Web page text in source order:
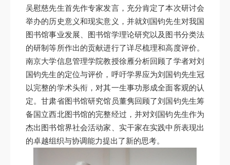
吴慰慈先生首先作专家发言，充分肯定了本次研讨会
举办的历史意义和现实意义，并就刘国钧先生对我国
图书馆事业发展、图书馆学理论研究以及图书分类法
的研制等所作出的贡献进行了详尽梳理和高度评价。
南京大学信息管理学院教授徐雁分析回顾了学者对刘
国钧先生的定位与评价，呼吁学界应为刘国钧先生冠
以完整的学术头衔，对其一生事功形成全面客观的认
定。甘肃省图书馆研究馆员董隽回顾了刘国钧先生筹
备国立西北图书馆的完整经过，并对刘国钧先生作为
杰出图书馆界社会活动家、实干家在实践中所表现出
的卓越组织与协调能力提出了新的思考。